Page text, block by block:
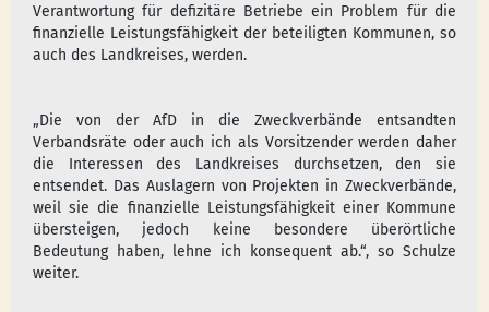
Verantwortung für defizitäre Betriebe ein Problem für die
finanzielle Leistungsfähigkeit der beteiligten Kommunen, so
auch des Landkreises, werden.
„Die von der AfD in die Zweckverbände entsandten
Verbandsräte oder auch ich als Vorsitzender werden daher
die Interessen des Landkreises durchsetzen, den sie
entsendet. Das Auslagern von Projekten in Zweckverbände,
weil sie die finanzielle Leistungsfähigkeit einer Kommune
übersteigen, jedoch keine besondere überörtliche
Bedeutung haben, lehne ich konsequent ab.“, so Schulze
weiter.